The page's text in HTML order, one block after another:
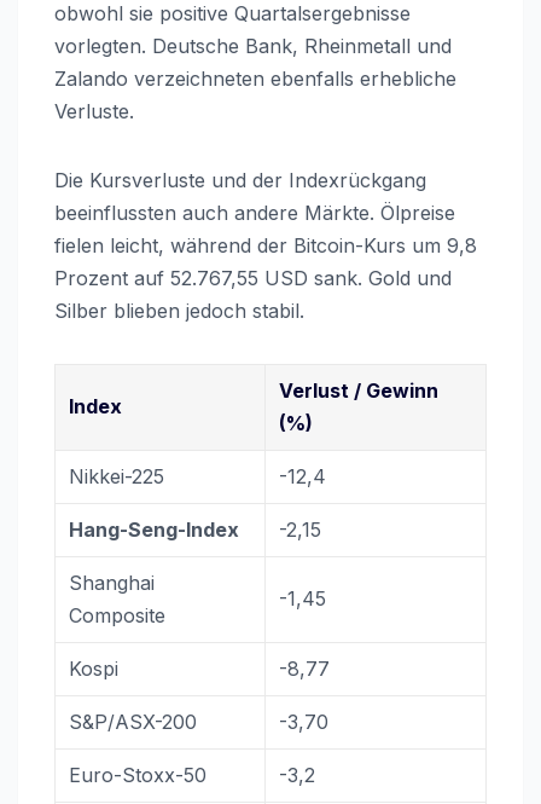
obwohl sie positive Quartalsergebnisse
vorlegten. Deutsche Bank, Rheinmetall und
Zalando verzeichneten ebenfalls erhebliche
Verluste.
Die Kursverluste und der Indexrückgang
beeinflussten auch andere Märkte. Ölpreise
fielen leicht, während der Bitcoin-Kurs um 9,8
Prozent auf 52.767,55 USD sank. Gold und
Silber blieben jedoch stabil.
Index
Verlust / Gewinn
(%)
Nikkei-225 -12,4
Hang-Seng-Index -2,15
Shanghai
Composite
-1,45
Kospi -8,77
S&P/ASX-200 -3,70
Euro-Stoxx-50 -3,2